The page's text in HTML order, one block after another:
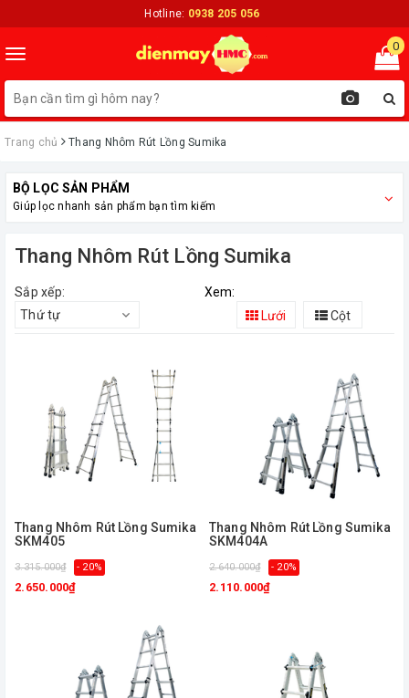
Hotline: 0938 205 056
Toggle
navigation
0
Trang chủ Thang Nhôm Rút Lồng Sumika
BỘ LỌC SẢN PHẨM
Giúp lọc nhanh sản phẩm bạn tìm kiếm
Thang Nhôm Rút Lồng Sumika
Sắp xếp:
Thứ tự
Xem:
Lưới
Cột
Thang Nhôm Rút Lồng Sumika
SKM405
3.315.000₫ - 20%
2.650.000₫
Thang Nhôm Rút Lồng Sumika
SKM404A
2.640.000₫ - 20%
2.110.000₫